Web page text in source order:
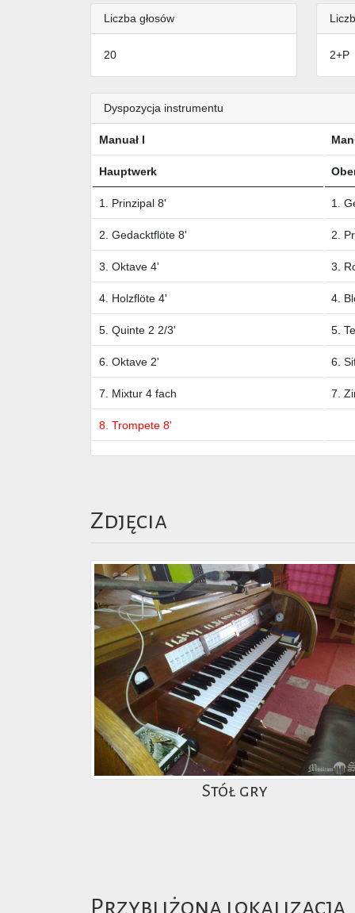
Liczba głosów
20 2+P
Dyspozycja instrumentu
Manuał I
Hauptwerk
1. Prinzipal 8' 1.
2. Gedacktflöte 8' 2.
3. Oktave 4' 3.
4. Holzflöte 4' 4.
5. Quinte 2 2/3' 5.
6. Oktave 2' 6.
7. Mixtur 4 fach 7.
8. Trompete 8'
Zdjęcia
Stół gry
Przybliżona lokalizacja